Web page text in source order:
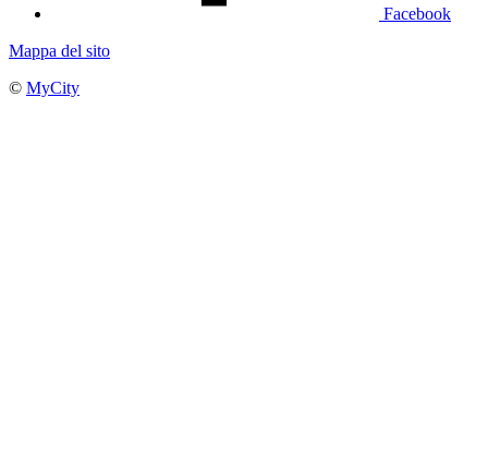
Facebook
Mappa del sito
© MyCity